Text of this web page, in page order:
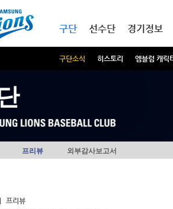
구단
구단소식 히스토리 엠블럼 캐릭
선수단 경기정보
프리뷰 외부감사보고서
프리뷰